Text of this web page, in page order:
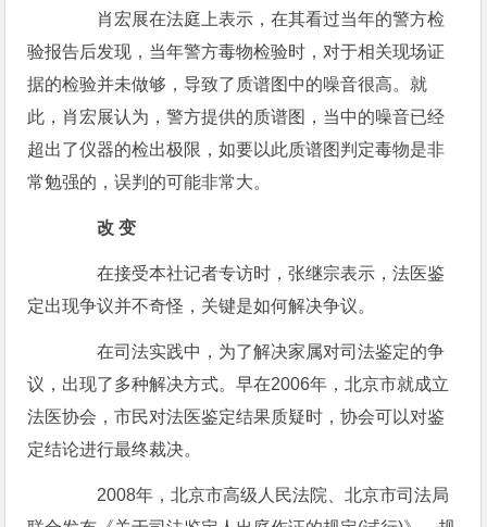
肖宏展在法庭上表示，在其看过当年的警方检
验报告后发现，当年警方毒物检验时，对于相关现场证
据的检验并未做够，导致了质谱图中的噪音很高。就
此，肖宏展认为，警方提供的质谱图，当中的噪音已经
超出了仪器的检出极限，如要以此质谱图判定毒物是非
常勉强的，误判的可能非常大。
改 变
在接受本社记者专访时，张继宗表示，法医鉴
定出现争议并不奇怪，关键是如何解决争议。
在司法实践中，为了解决家属对司法鉴定的争
议，出现了多种解决方式。早在2006年，北京市就成立
法医协会，市民对法医鉴定结果质疑时，协会可以对鉴
定结论进行最终裁决。
2008年，北京市高级人民法院、北京市司法局